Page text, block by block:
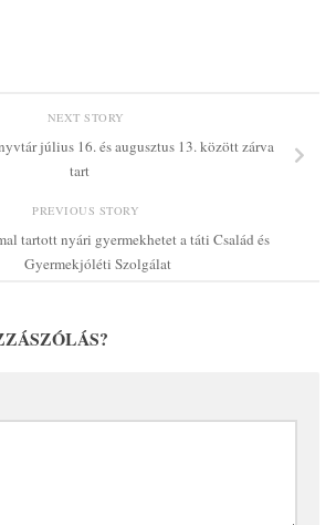
NEXT STORY
július 16. és augusztus 13. között zárva
tart
PREVIOUS STORY
tartott nyári gyermekhetet a táti Család és
Gyermekjóléti Szolgálat